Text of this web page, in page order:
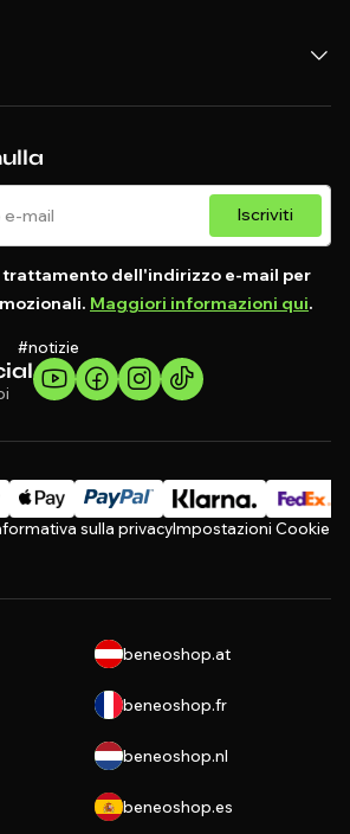
Iscriviti
trattamento dell'indirizzo e-mail per
Maggiori informazioni qui.
#notizie
sulla privacyImpostazioni Cookie
beneoshop.at
beneoshop.fr
beneoshop.nl
beneoshop.es